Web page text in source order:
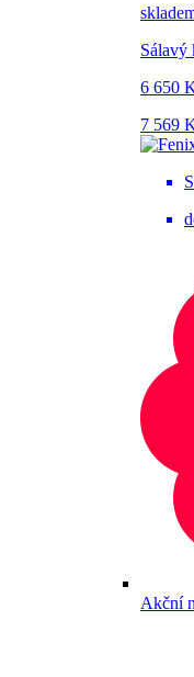
Sálavý
6 650
7 569
Akční